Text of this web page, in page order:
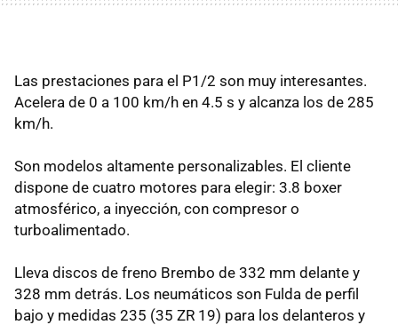
Las prestaciones para el P1/2 son muy interesantes.
Acelera de 0 a 100 km/h en 4.5 s y alcanza los de 285
km/h.
Son modelos altamente personalizables. El cliente
dispone de cuatro motores para elegir: 3.8 boxer
atmosférico, a inyección, con compresor o
turboalimentado.
Lleva discos de freno Brembo de 332 mm delante y
328 mm detrás. Los neumáticos son Fulda de perfil
bajo y medidas 235 (35 ZR 19) para los delanteros y